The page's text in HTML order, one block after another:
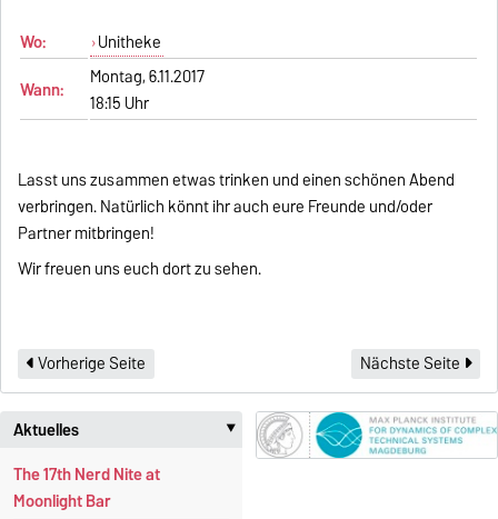
Wo:
Unitheke
Wann:
Montag, 6.11.2017
18:15 Uhr
Lasst uns zusammen etwas trinken und einen schönen Abend
verbringen. Natürlich könnt ihr auch eure Freunde und/oder
Partner mitbringen!
Wir freuen uns euch dort zu sehen.
Vorherige Seite Nächste Seite
Aktuelles ‣
The 17th Nerd Nite at
Moonlight Bar